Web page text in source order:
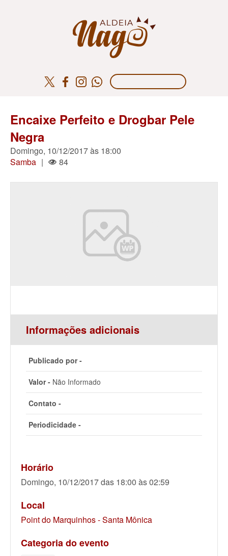
Encaixe Perfeito e Drogbar Pele
Negra
Domingo, 10/12/2017 às 18:00
Samba | 84
Informações adicionais
Publicado por -
Valor - Não Informado
Contato -
Periodicidade -
Horário
Domingo, 10/12/2017 das 18:00 às 02:59
Local
Point do Marquinhos - Santa Mônica
Categoria do evento